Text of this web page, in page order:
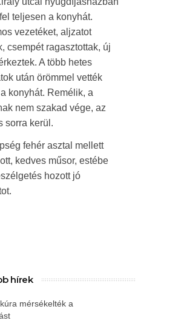
teljesen a konyhát.
vezetéket, aljzatot
csempét ragasztottak, új
A több hetes
után örömmel vették
konyhát. Remélik, a
nem szakad vége, az
sorra kerül.
fehér asztal mellett
kedves műsor, estébe
hozott jó
hírek
mérsékelték a